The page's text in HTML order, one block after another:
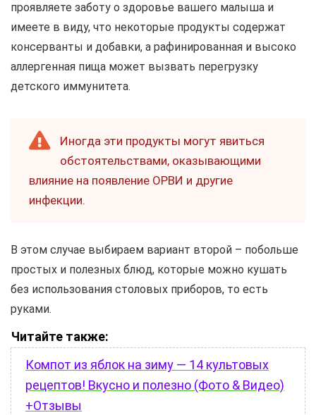
проявляете заботу о здоровье вашего малыша и
имеете в виду, что некоторые продукты содержат
консерванты и добавки, а рафинированная и высоко
аллергенная пища может вызвать перегрузку
детского иммунитета.
Иногда эти продукты могут явиться
обстоятельствами, оказывающими
влияние на появление ОРВИ и другие
инфекции.
В этом случае выбираем вариант второй – побольше
простых и полезных блюд, которые можно кушать
без использования столовых приборов, то есть
руками.
Читайте также:
Компот из яблок на зиму — 14 культовых
рецептов! Вкусно и полезно (Фото & Видео)
+Отзывы